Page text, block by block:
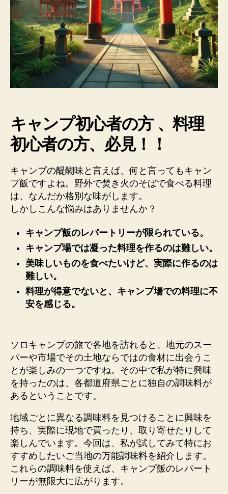
す
す
め
調
味
料
2
選
新
版】
へ
の
キャンプ初心者の方 、料理
初心者の方、必見！！
キャンプの醍醐味と言えば、何と言ってもキャン
プ飯ですよね。野外で焚き火のそばで食べる料理
は、なんだか格別な味がします。
しかしこんな悩みはありませんか？
キャンプ飯のレパートリーが限られている。
キャンプ場では凝った料理を作るのは難しい。
美味しいものを食べたいけど、実際に作るのは
難しい。
料理が得意でないと、キャンプ場での料理に不
安を感じる。
ソロキャンプの旅で各地を訪れると、地元のスー
パーや市場でその土地ならではの食材に出会うこ
とが楽しみの一つですね。その中で私が特に興味
を持ったのは、各都道府県ごとに独自の調味料が
あるということです。
地域ごとに異なる調味料を見つけることに興味を
持ち、実際に現地で買ったり、取り寄せたりして
楽しんでいます。今回は、私が試してみて特にお
すすめしたいご当地の万能調味料を紹介します。
これらの調味料を使えば、キャンプ飯のレパート
リーが無限大に広がります。